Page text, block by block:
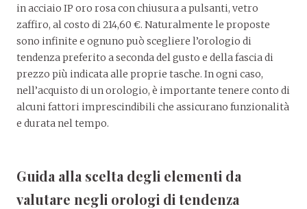
in acciaio IP oro rosa con chiusura a pulsanti, vetro
zaffiro, al costo di 214,60 €. Naturalmente le proposte
sono infinite e ognuno può scegliere l’orologio di
tendenza preferito a seconda del gusto e della fascia di
prezzo più indicata alle proprie tasche. In ogni caso,
nell’acquisto di un orologio, è importante tenere conto di
alcuni fattori imprescindibili che assicurano funzionalità
e durata nel tempo.
Guida alla scelta degli elementi da
valutare negli orologi di tendenza